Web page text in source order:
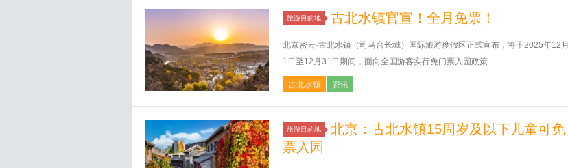
旅游目的地 古北水镇官宣！全月免票！
北京密云·古北水镇（司马台长城）国际旅游度假区正式宣布，将于2025年12月
1日至12月31日期间，面向全国游客实行免门票入园政策...
古北水镇 资讯
旅游目的地
北京：古北水镇15周岁及以下儿童可免
票入园